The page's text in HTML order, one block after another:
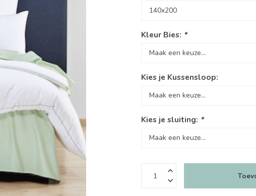
Kleur Bies: *
Kies je Kussensloop:
Kies je sluiting: *